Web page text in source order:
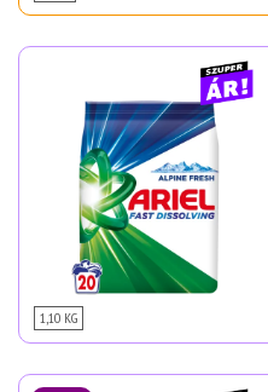
1,10 KG